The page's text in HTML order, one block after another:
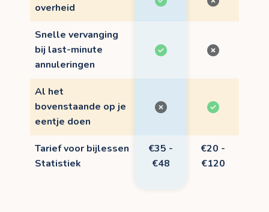
overheid
Snelle vervanging
bij last-minute
annuleringen
Al het
bovenstaande op je
eentje doen
Tarief voor bijlessen
Statistiek
€35 -
€48
€20 -
€120